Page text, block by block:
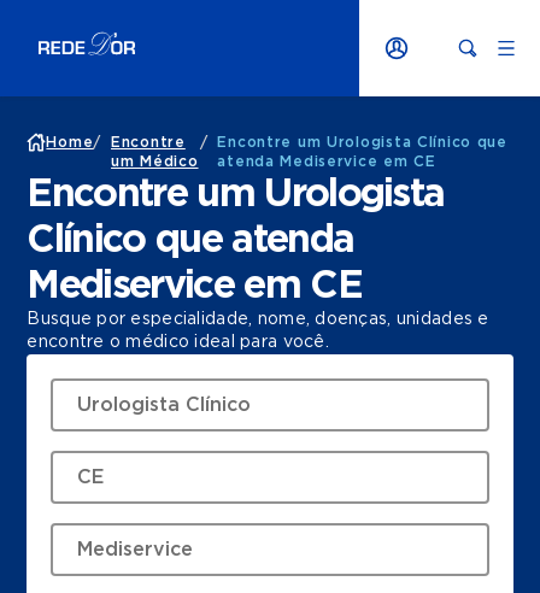
Home/
Encontre
um Médico
/
Encontre um Urologista Clínico que
atenda Mediservice em CE
Encontre um Urologista
Clínico que atenda
Mediservice em CE
Busque por especialidade, nome, doenças, unidades e
encontre o médico ideal para você.